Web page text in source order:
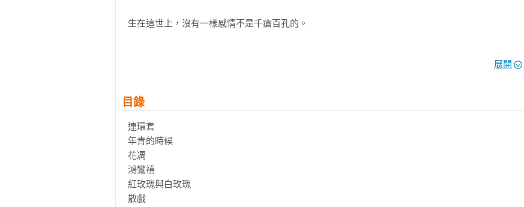
生在這世上，沒有一樣感情不是千瘡百孔的。
也許每一個男子全都有過這樣的兩個女人，至少兩個。
娶了紅玫瑰，久而久之，紅的變了牆上的一抹蚊子血，白的還是「床前明月光」；
娶了白玫瑰，白的便是衣服上沾的一粒飯黏子，紅的卻是心口上一顆硃砂痣。
《紅玫瑰與白玫瑰》收錄了張愛玲創作顛峰期的十一篇短篇小說，如同人性的「連環套」，無數男女
為愛虛擲青春，沉迷於每一次的征服與葬送，在靈與肉的拉扯之下，越是努力抉擇，就越深陷囹圄。
人終將老去，是非愛恨終會成空，這些熱烈而抑鬱的故事，在在展現浮世人生的放浪與淒涼，而伴隨
著張愛玲洞悉世情的描繪，我們心中那些不願面對的「深淵」，也將無所遁形。
展開
目錄
連環套
年青的時候
花凋
鴻鸞禧
紅玫瑰與白玫瑰
散戲